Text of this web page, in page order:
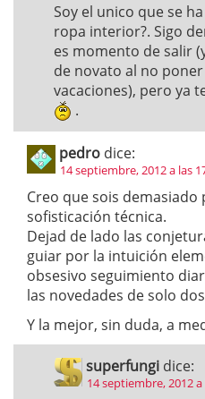
Soy el unico que se
ropa interior?. Sigo
es momento de salir
de novato al no
vacaciones), pero ya
.
pedro dice:
14 septiembre, 2012 a las
Creo que sois
sofisticación técnica.
Dejad de lado las
guiar por la intuición
obsesivo seguimiento
las novedades de solo
Y la mejor, sin duda, a
superfungi dice:
14 septiembre, 2012 a